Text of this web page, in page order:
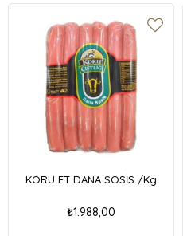
KORU ET DANA SOSİS /Kg
₺1.988,00